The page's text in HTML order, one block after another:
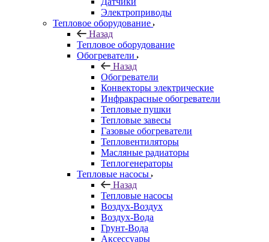
Электроприводы
Тепловое оборудование
Назад
Тепловое оборудование
Обогреватели
Назад
Обогреватели
Конвекторы электрические
Инфракрасные обогреватели
Тепловые пушки
Тепловые завесы
Газовые обогреватели
Тепловентиляторы
Масляные радиаторы
Теплогенераторы
Тепловые насосы
Назад
Тепловые насосы
Воздух-Воздух
Воздух-Вода
Грунт-Вода
Аксессуары